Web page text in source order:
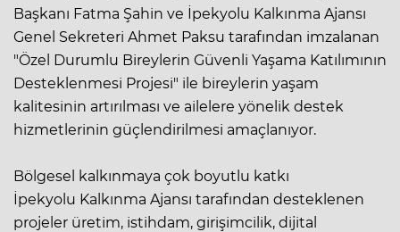
Başkanı Fatma Şahin ve İpekyolu Kalkınma Ajansı
Genel Sekreteri Ahmet Paksu tarafından imzalanan
"Özel Durumlu Bireylerin Güvenli Yaşama Katılımının
Desteklenmesi Projesi" ile bireylerin yaşam
kalitesinin artırılması ve ailelere yönelik destek
hizmetlerinin güçlendirilmesi amaçlanıyor.
Bölgesel kalkınmaya çok boyutlu katkı
İpekyolu Kalkınma Ajansı tarafından desteklenen
projeler üretim, istihdam, girişimcilik, dijital